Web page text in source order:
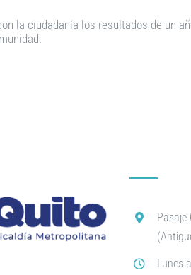
la ciudadanía los resultados de un
Pasaje
Lunes